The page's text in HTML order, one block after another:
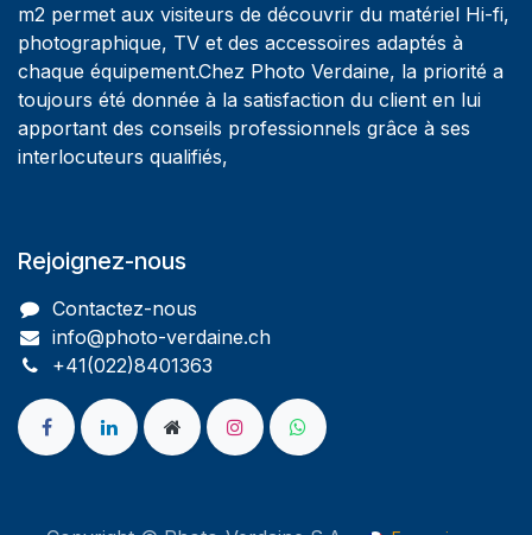
m2 permet aux visiteurs de découvrir du matériel Hi-fi,
photographique, TV et des accessoires adaptés à
chaque équipement.Chez Photo Verdaine, la priorité a
toujours été donnée à la satisfaction du client en lui
apportant des conseils professionnels grâce à ses
interlocuteurs qualifiés,
Rejoignez-nous
Contactez-nous
info@photo-verdaine.ch​
​​+41(022)8401363